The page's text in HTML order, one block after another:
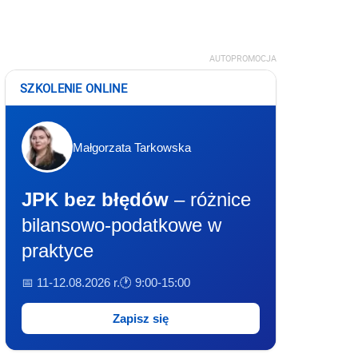
AUTOPROMOCJA
SZKOLENIE ONLINE
Małgorzata Tarkowska
JPK bez błędów – różnice
bilansowo-podatkowe w
praktyce
📅 11-12.08.2026 r.🕐 9:00-15:00
Zapisz się